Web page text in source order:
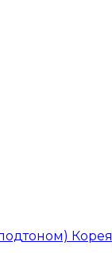
Корея